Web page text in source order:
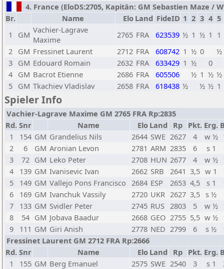
4. France (EloDS:2705, Kapitän: GM Sebastien Maze /
Br.
Name Elo Land FideID 1 2 3 4 5
1
GM Vachier-Lagrave
Maxime
2765 FRA 623539 ½ 1 ½ 1 1
2 GM Fressinet Laurent 2712 FRA 608742 1 ½ 0
½
3 GM Edouard Romain 2632 FRA 633429 1 ½
0
4 GM Bacrot Etienne 2686 FRA 605506 ½ 1 ½ ½
5 GM Tkachiev Vladislav 2658 FRA 618438 ½ ½ ½ 1
Spieler Info
Vachier-Lagrave Maxime GM 2765 FRA Rp:2835
Rd. Snr Name Elo Land Rp Pkt. Erg.
1
154 GM Grandelius Nils 2644 SWE 2627 4 w ½
2
6 GM Aronian Levon 2781 ARM 2835 6 s 1
3
72 GM Leko Peter 2708 HUN 2677 4 w ½
4
139 GM Ivanisevic Ivan 2662 SRB 2641 3,5 w 1
5
149 GM Vallejo Pons Francisco 2684 ESP 2653 4,5 s 1
6
169 GM Ivanchuk Vassily 2720 UKR 2627 3,5 s ½
7
133 GM Svidler Peter 2745 RUS 2803 5 w ½
8
54 GM Jobava Baadur 2668 GEO 2755 5,5 w ½
9
111 GM Giri Anish 2778 NED 2799 6 s ½
Fressinet Laurent GM 2712 FRA Rp:2666
Rd. Snr Name Elo Land Rp Pkt. Erg.
1
155 GM Berg Emanuel 2575 SWE 2540 3 s 1